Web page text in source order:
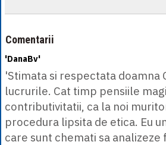
Comentarii
'DanaBv'
'Stimata si respectata doamna
lucrurile. Cat timp pensiile
contributivitatii, ca la noi
procedura lipsita de etica. Eu
care sunt chemati sa